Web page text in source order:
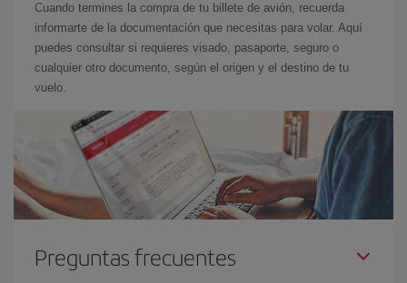
Cuando termines la compra de tu billete de avión, recuerda
informarte de la documentación que necesitas para volar. Aquí
puedes consultar si requieres visado, pasaporte, seguro o
cualquier otro documento, según el origen y el destino de tu
vuelo.
Preguntas frecuentes